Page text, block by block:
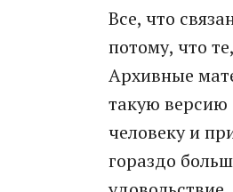
Все, что
потому, что
Архивные
такую версию
человеку и
гораздо